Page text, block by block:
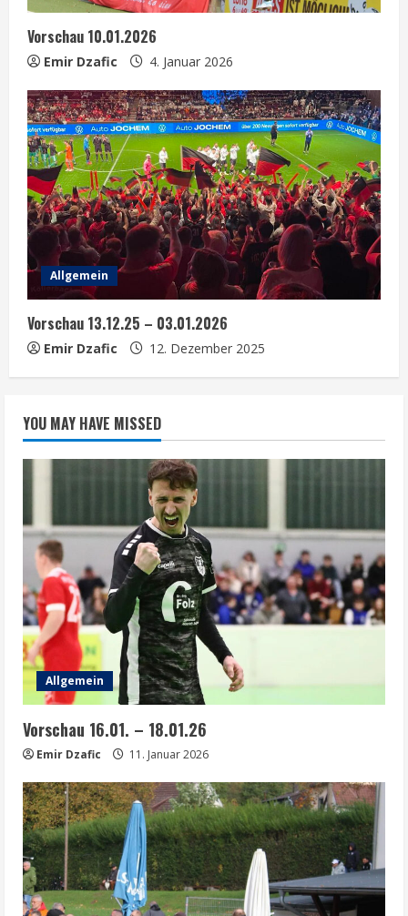
Vorschau 10.01.2026
Emir Dzafic 4. Januar 2026
Allgemein
Vorschau 13.12.25 – 03.01.2026
Emir Dzafic 12. Dezember 2025
YOU MAY HAVE MISSED
Allgemein
Vorschau 16.01. – 18.01.26
Emir Dzafic 11. Januar 2026